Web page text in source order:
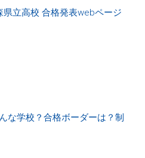
県立高校 合格発表webページ
な学校？合格ボーダーは？制